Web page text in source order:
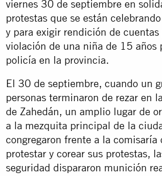
viernes 30 de septiembre en
protestas que se están
y para exigir rendición de
violación de una niña de 15 años
policía en la provincia.
El 30 de septiembre, cuando un
personas terminaron de rezar en
de Zahedán, un amplio lugar de
a la mezquita principal de la
congregaron frente a la comisaría
protestar y corear sus protestas,
seguridad dispararon munición